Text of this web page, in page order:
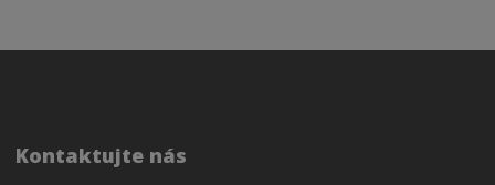
Kontaktujte nás